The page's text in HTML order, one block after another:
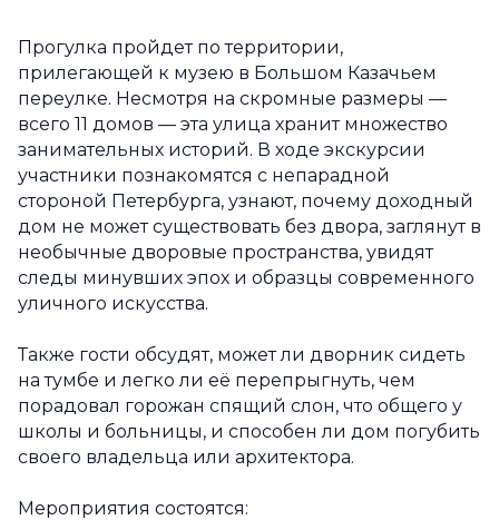
Прогулка пройдет по территории,
прилегающей к музею в Большом Казачьем
переулке. Несмотря на скромные размеры —
всего 11 домов — эта улица хранит множество
занимательных историй. В ходе экскурсии
участники познакомятся с непарадной
стороной Петербурга, узнают, почему доходный
дом не может существовать без двора, заглянут в
необычные дворовые пространства, увидят
следы минувших эпох и образцы современного
уличного искусства.
Также гости обсудят, может ли дворник сидеть
на тумбе и легко ли её перепрыгнуть, чем
порадовал горожан спящий слон, что общего у
школы и больницы, и способен ли дом погубить
своего владельца или архитектора.
Мероприятия состоятся: